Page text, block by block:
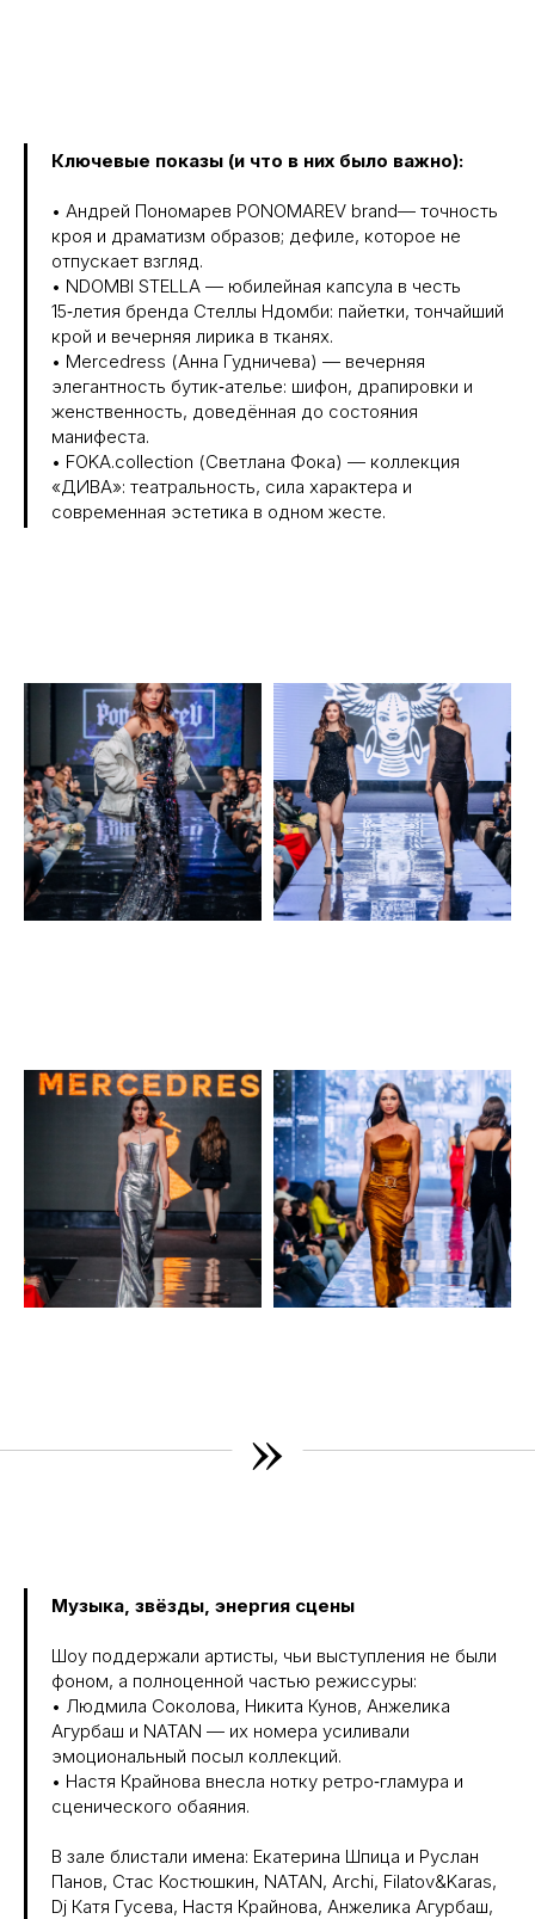
Ключевые показы (и что в них было важно):
• Андрей Пономарев PONOMAREV brand— точность
кроя и драматизм образов; дефиле, которое не
отпускает взгляд.
• NDOMBI STELLA — юбилейная капсула в честь
15‑летия бренда Стеллы Ндомби: пайетки, тончайший
крой и вечерняя лирика в тканях.
• Mercedress (Анна Гудничева) — вечерняя
элегантность бутик‑ателье: шифон, драпировки и
женственность, доведённая до состояния
манифеста.
• FOKA.collection (Светлана Фока) — коллекция
«ДИВА»: театральность, сила характера и
современная эстетика в одном жесте.
»
Музыка, звёзды, энергия сцены
Шоу поддержали артисты, чьи выступления не были
фоном, а полноценной частью режиссуры:
• Людмила Соколова, Никита Кунов, Анжелика
Агурбаш и NATAN — их номера усиливали
эмоциональный посыл коллекций.
• ⁠Настя Крайнова внесла нотку ретро‑гламура и
сценического обаяния.
В зале блистали имена: Екатерина Шпица и Руслан
Панов, Стас Костюшкин, NATAN, Archi, Filatov&Karas,
Dj Катя Гусева, Настя Крайнова, Анжелика Агурбаш,